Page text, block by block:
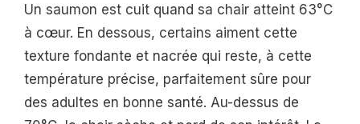
Un saumon est cuit quand sa chair atteint 63°C
à cœur. En dessous, certains aiment cette
texture fondante et nacrée qui reste, à cette
température précise, parfaitement sûre pour
des adultes en bonne santé. Au-dessus de